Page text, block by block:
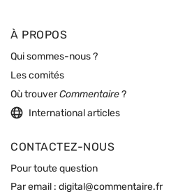
À PROPOS
Qui sommes-nous ?
Les comités
Où trouverCommentaire ?
International articles
CONTACTEZ-NOUS
Pour toute question
Par email : digital@commentaire.fr